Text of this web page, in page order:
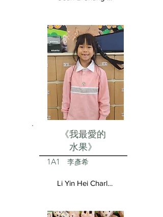
《我最愛的
水果》
1A1 李彥希
Li Yin Hei Charlotte